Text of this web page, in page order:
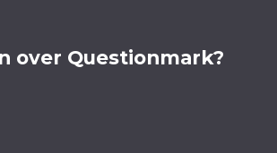
over Questionmark?